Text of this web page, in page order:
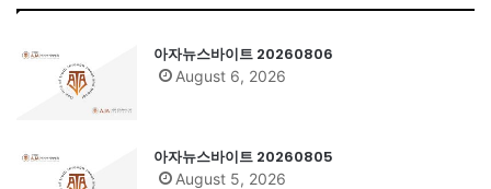
아자뉴스바이트 20260806
August 6, 2026
아자뉴스바이트 20260805
August 5, 2026